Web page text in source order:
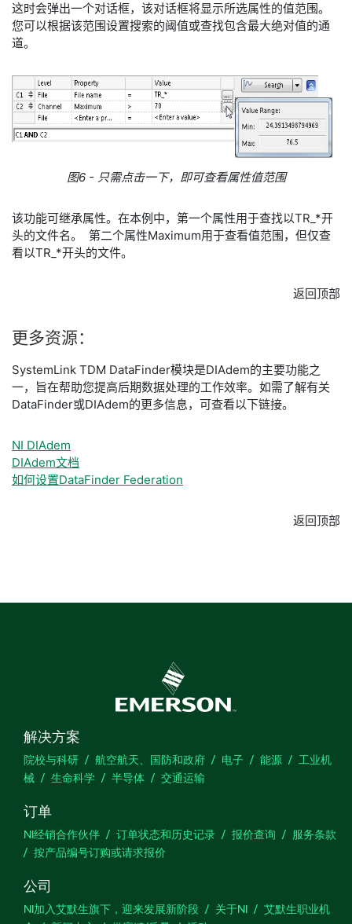
这时会弹出一个对话框，该对话框将显示所选属性的值范围。
您可以根据该范围设置搜索的阈值或查找包含最大绝对值的通
道。
图6 - 只需点击一下，即可查看属性值范围
该功能可继承属性。在本例中，第一个属性用于查找以TR_*开
头的文件名。 第二个属性Maximum用于查看值范围，但仅查
看以TR_*开头的文件。
返回顶部
更多资源：
SystemLink TDM DataFinder模块是DIAdem的主要功能之
一，旨在帮助您提高后期数据处理的工作效率。如需了解有关
DataFinder或DIAdem的更多信息，可查看以下链接。
NI DIAdem
DIAdem文档
如何设置DataFinder Federation
返回顶部
解决方案
院校与科研 航空航天、国防和政府 电子 能源
工业机
械
生命科学 半导体 交通运输
订单
NI经销合作伙伴 订单状态和历史记录 报价查询
服务条款
按产品编号订购或请求报价
公司
NI加入艾默生旗下，迎来发展新阶段 关于NI
艾默生职业机